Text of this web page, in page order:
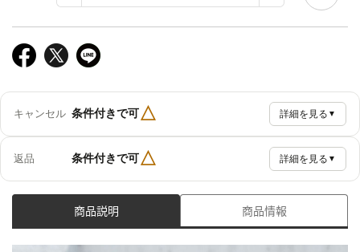
キャンセル 条件付きで可△ 詳細を見る ▼
返品 条件付きで可△ 詳細を見る ▼
商品説明 商品情報